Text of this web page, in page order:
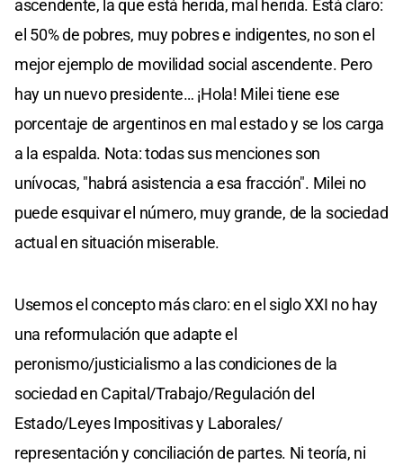
ascendente, la que está herida, mal herida. Está claro:
el 50% de pobres, muy pobres e indigentes, no son el
mejor ejemplo de movilidad social ascendente. Pero
hay un nuevo presidente… ¡Hola! Milei tiene ese
porcentaje de argentinos en mal estado y se los carga
a la espalda. Nota: todas sus menciones son
unívocas, "habrá asistencia a esa fracción". Milei no
puede esquivar el número, muy grande, de la sociedad
actual en situación miserable.
Usemos el concepto más claro: en el siglo XXI no hay
una reformulación que adapte el
peronismo/justicialismo a las condiciones de la
sociedad en Capital/Trabajo/Regulación del
Estado/Leyes Impositivas y Laborales/
representación y conciliación de partes. Ni teoría, ni